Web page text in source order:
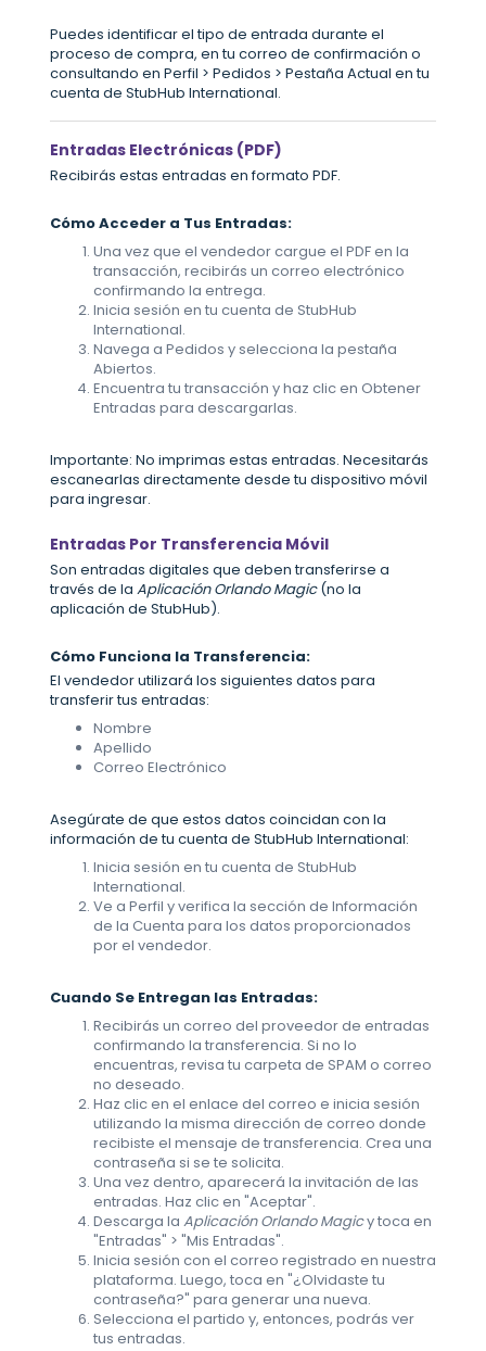
Puedes identificar el tipo de entrada durante el
proceso de compra, en tu correo de confirmación o
consultando en Perfil > Pedidos > Pestaña Actual en tu
cuenta de StubHub International.
Entradas Electrónicas (PDF)
Recibirás estas entradas en formato PDF.
Cómo Acceder a Tus Entradas:
Una vez que el vendedor cargue el PDF en la
transacción, recibirás un correo electrónico
confirmando la entrega.
Inicia sesión en tu cuenta de StubHub
International.
Navega a Pedidos y selecciona la pestaña
Abiertos.
Encuentra tu transacción y haz clic en Obtener
Entradas para descargarlas.
Importante: No imprimas estas entradas. Necesitarás
escanearlas directamente desde tu dispositivo móvil
para ingresar.
Entradas Por Transferencia Móvil
Son entradas digitales que deben transferirse a
través de la Aplicación Orlando Magic(no la
aplicación de StubHub).
Cómo Funciona la Transferencia:
El vendedor utilizará los siguientes datos para
transferir tus entradas:
Nombre
Apellido
Correo Electrónico
Asegúrate de que estos datos coincidan con la
información de tu cuenta de StubHub International:
Inicia sesión en tu cuenta de StubHub
International.
Ve a Perfil y verifica la sección de Información
de la Cuenta para los datos proporcionados
por el vendedor.
Cuando Se Entregan las Entradas:
Recibirás un correo del proveedor de entradas
confirmando la transferencia. Si no lo
encuentras, revisa tu carpeta de SPAM o correo
no deseado.
Haz clic en el enlace del correo e inicia sesión
utilizando la misma dirección de correo donde
recibiste el mensaje de transferencia. Crea una
contraseña si se te solicita.
Una vez dentro, aparecerá la invitación de las
entradas. Haz clic en "Aceptar".
Descarga la Aplicación Orlando Magicy toca en
"Entradas" > "Mis Entradas".
Inicia sesión con el correo registrado en nuestra
plataforma. Luego, toca en "¿Olvidaste tu
contraseña?" para generar una nueva.
Selecciona el partido y, entonces, podrás ver
tus entradas.